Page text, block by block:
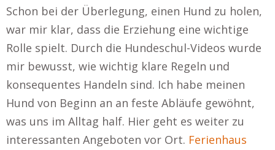
Schon bei der Überlegung, einen Hund zu holen,
war mir klar, dass die Erziehung eine wichtige
Rolle spielt. Durch die Hundeschul-Videos wurde
mir bewusst, wie wichtig klare Regeln und
konsequentes Handeln sind. Ich habe meinen
Hund von Beginn an an feste Abläufe gewöhnt,
was uns im Alltag half. Hier geht es weiter zu
interessanten Angeboten vor Ort. Ferienhaus